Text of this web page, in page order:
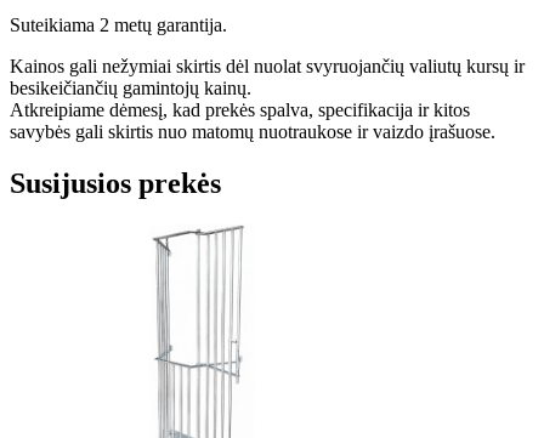
Suteikiama 2 metų garantija.
Kainos gali nežymiai skirtis dėl nuolat svyruojančių valiutų kursų ir
besikeičiančių gamintojų kainų.
Atkreipiame dėmesį, kad prekės spalva, specifikacija ir kitos
savybės gali skirtis nuo matomų nuotraukose ir vaizdo įrašuose.
Susijusios prekės